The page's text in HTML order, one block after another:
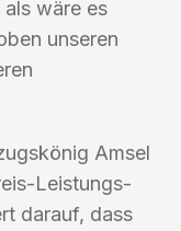
als wäre es
unseren
Amsel
Leistungs-
darauf, dass